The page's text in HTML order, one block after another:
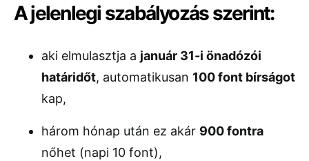
A jelenlegi szabályozás szerint:
aki elmulasztja a január 31-i önadózói
határidőt, automatikusan 100 font bírságot
kap,
három hónap után ez akár 900 fontra
nőhet (napi 10 font),